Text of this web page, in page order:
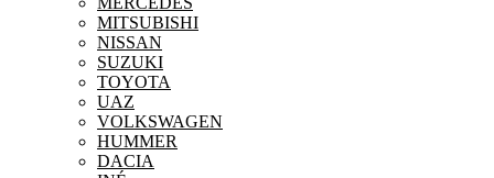
MITSUBISHI
NISSAN
SUZUKI
TOYOTA
UAZ
VOLKSWAGEN
HUMMER
DACIA